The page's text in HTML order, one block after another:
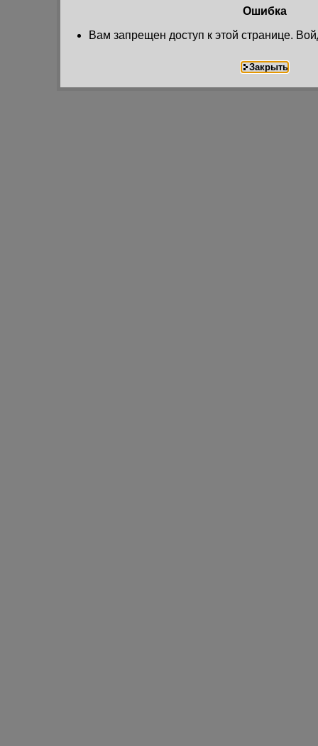
Ошибка
Вам запрещен доступ к этой странице.